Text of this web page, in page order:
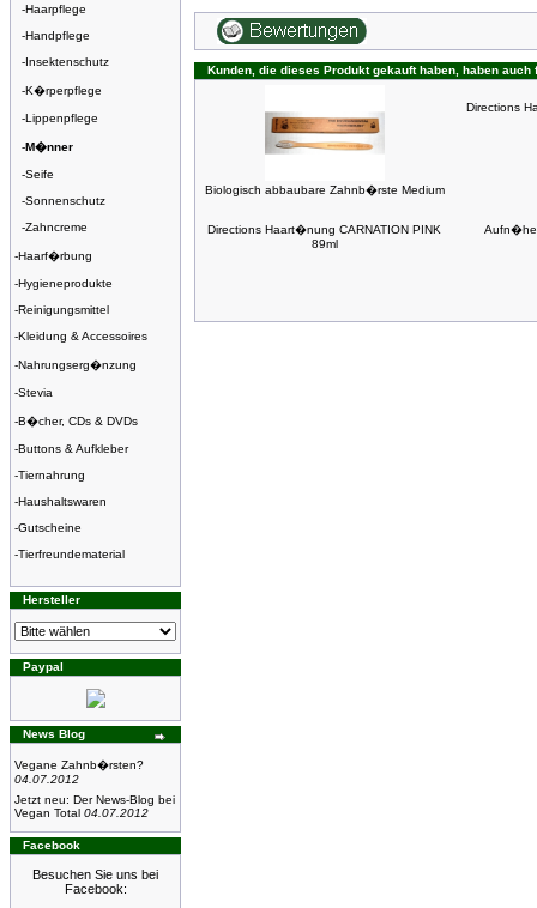
-Haarpflege
-Handpflege
-Insektenschutz
-K�rperpflege
-Lippenpflege
-M�nner
-Seife
-Sonnenschutz
-Zahncreme
-Haarf�rbung
-Hygieneprodukte
-Reinigungsmittel
-Kleidung & Accessoires
-Nahrungserg�nzung
-Stevia
-B�cher, CDs & DVDs
-Buttons & Aufkleber
-Tiernahrung
-Haushaltswaren
-Gutscheine
-Tierfreundematerial
Hersteller
Paypal
News Blog
Vegane Zahnb�rsten?
04.07.2012
Jetzt neu: Der News-Blog bei
Vegan Total 04.07.2012
Facebook
Besuchen Sie uns bei
Facebook:
Kunden, die dieses Produkt gekauft haben, haben auch
Biologisch abbaubare Zahnb�rste Medium
Directions
Directions Haart�nung CARNATION PINK
89ml